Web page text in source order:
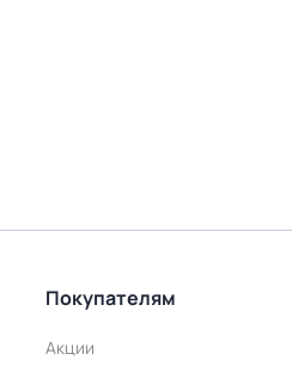
Покупателям
Акции